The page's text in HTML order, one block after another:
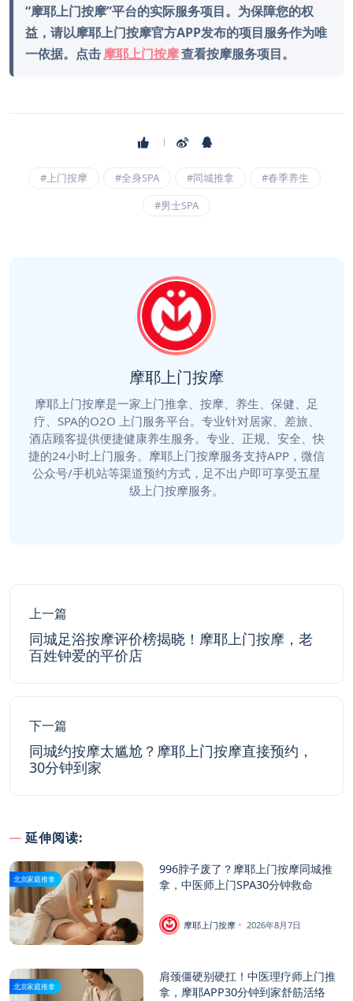
“摩耶上门按摩”平台的实际服务项目。为保障您的权
益，请以摩耶上门按摩官方APP发布的项目服务作为唯
一依据。点击摩耶上门按摩查看按摩服务项目。
#上门按摩 #全身SPA #同城推拿
#春季养生
#男士SPA
摩耶上门按摩
摩耶上门按摩是一家上门推拿、按摩、养生、保健、足
疗、SPA的O2O 上门服务平台。专业针对居家、差旅、
酒店顾客提供便捷健康养生服务。专业、正规、安全、快
捷的24小时上门服务。摩耶上门按摩服务支持APP，微信
公众号/手机站等渠道预约方式，足不出户即可享受五星
级上门按摩服务。
上一篇
同城足浴按摩评价榜揭晓！摩耶上门按摩，老
百姓钟爱的平价店
下一篇
同城约按摩太尴尬？摩耶上门按摩直接预约，
30分钟到家
延伸阅读:
北京家庭推拿
996脖子废了？摩耶上门按摩同城推
拿，中医师上门SPA30分钟救命
摩耶上门按摩 2026年8月7日
北京家庭推拿
肩颈僵硬别硬扛！中医理疗师上门推
拿，摩耶APP30分钟到家舒筋活络